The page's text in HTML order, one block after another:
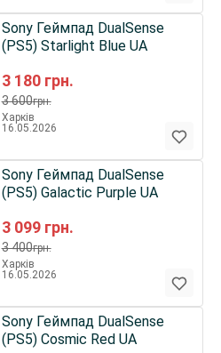
3 180 грн.
3 600грн.
Sony Геймпад DualSense
(PS5) Starlight Blue UA
Харків
16.05.2026
3 099 грн.
3 400грн.
Sony Геймпад DualSense
(PS5) Galactic Purple UA
Харків
16.05.2026
Sony Геймпад DualSense
(PS5) Cosmic Red UA